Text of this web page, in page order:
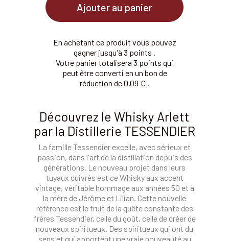
Ajouter au panier
En achetant ce produit vous pouvez
gagner jusqu'à 3 points .
Votre panier totalisera 3 points qui
peut être converti en un bon de
réduction de 0,09 € .
Découvrez le Whisky Arlett
par la Distillerie TESSENDIER
La famille Tessendier excelle, avec sérieux et
passion, dans l'art de la distillation depuis des
générations. Le nouveau projet dans leurs
tuyaux cuivrés est ce Whisky aux accent
vintage, véritable hommage aux années 50 et à
la mère de Jérôme et Lilian. Cette nouvelle
référence est le fruit de la quête constante des
frères Tessendier, celle du goût, celle de créer de
nouveaux spiritueux. Des spiritueux qui ont du
sens et qui apportent une vraie nouveauté au